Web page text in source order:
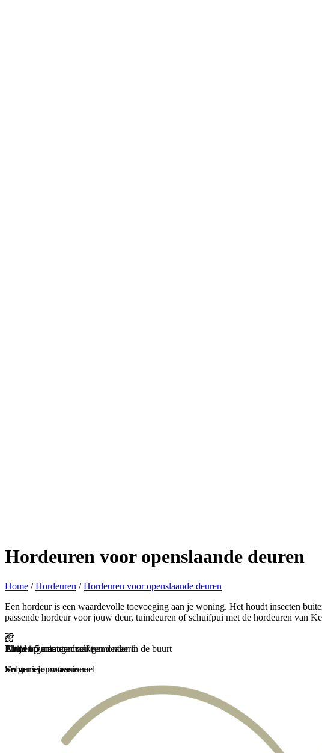
Hordeuren voor openslaande deuren
Home / Hordeuren / Hordeuren voor openslaande deuren
Een hordeur is een waardevolle toevoeging aan je woning. Het houdt insecten
passende hordeur voor jouw deur, tuindeuren of schuifpui met de hordeuren van
Binnen 5 minuten zelf gemonteerd
En genieten maar
Thuis ingemeten door een dealer in de buurt
Secuur en professioneel
Altijd op maat gemaakt
Volgens jouw wensen